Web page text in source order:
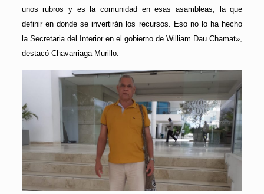
unos rubros y es la comunidad en esas asambleas, la que
definir en donde se invertirán los recursos. Eso no lo ha hecho
la Secretaria del Interior en el gobierno de William Dau Chamat»,
destacó Chavarriaga Murillo.